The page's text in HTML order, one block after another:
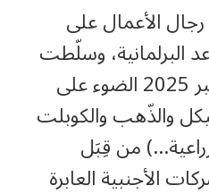
الأعمال على
البرلمانية، وسلّطت
مًظاهرات أيلول/سبتمبر 2025 الضوء على
والذّهب والكوبلت
من قِبَل
الأجنبية العابرة